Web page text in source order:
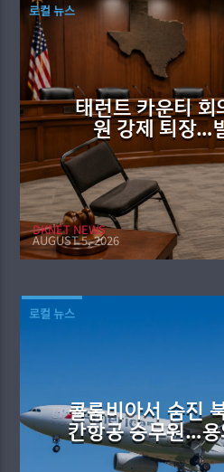
로컬 뉴스
태런트 카운티 회
원 강제 퇴장…
DKNET NEWS
AUGUST 5, 2026
로컬 뉴스
콜롬비아서 숨진
칸항공 승무원…